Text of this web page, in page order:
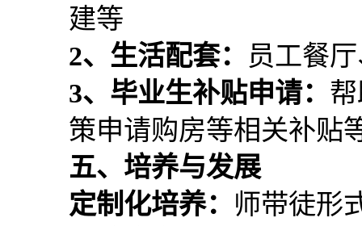
建等
2、生活配套：
员工餐
3、毕业生补贴申请：
策申请购房等相关补贴
五、培养与发展
定制化培养： 师带徒形